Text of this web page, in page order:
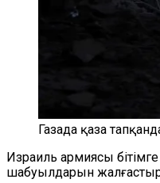
Газада қаза
Израиль армиясы
шабуылдарын